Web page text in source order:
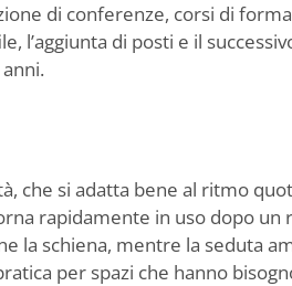
di conferenze, corsi di
l’aggiunta di posti e il
che si adatta bene al ritmo
rapidamente in uso dopo un
la schiena, mentre la seduta
per spazi che hanno